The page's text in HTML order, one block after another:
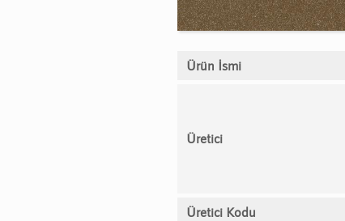
Ürün İsmi
Üretici
Üretici Kodu